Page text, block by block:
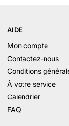
AIDE
Mon compte
Contactez-nous
Conditions
À votre service
Calendrier
FAQ